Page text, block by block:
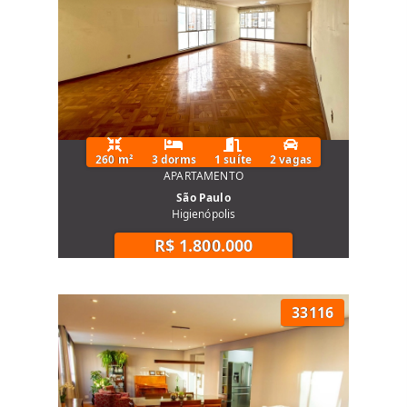
260 m² 3 dorms 1 suíte
2 vagas
APARTAMENTO
São Paulo
Higienópolis
R$ 1.800.000
33116